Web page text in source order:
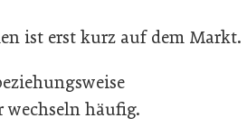
ist erst kurz auf dem Markt.
wechseln häufig.